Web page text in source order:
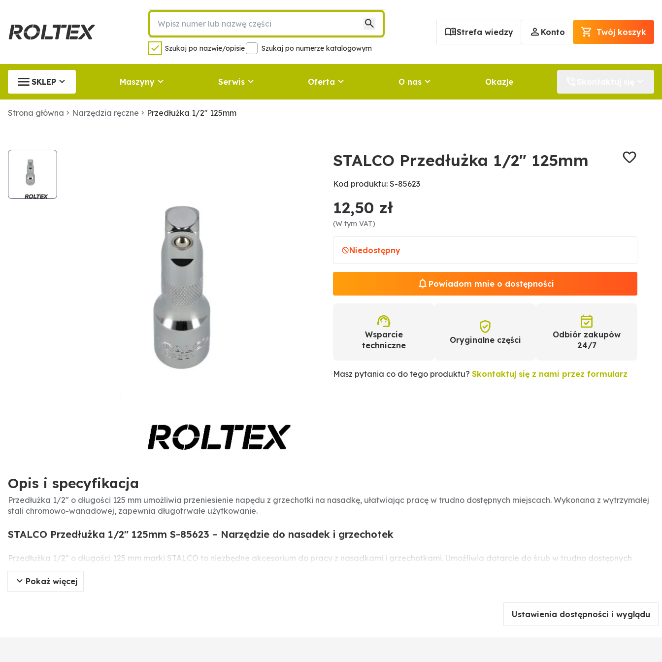
Szukaj po nazwie/opisie Szukaj po numerze katalogowym
Strefa wiedzy Konto Twój koszyk
SKLEP Maszyny Serwis Oferta O nas Okazje
Strona główna Narzędzia ręczne Przedłużka 1/2" 125mm
STALCO Przedłużka 1/2" 125mm
Kod produktu: S-85623
12,50 zł
(W tym VAT)
Niedostępny
Powiadom mnie o dostępności
Wsparcie
techniczne
Oryginalne części
Odbiór zakupów
24/7
Masz pytania co do tego produktu? Skontaktuj się z nami przez formularz
Opis i specyfikacja
Przedłużka 1/2" o długości 125 mm umożliwia przeniesienie napędu z grzechotki na nasadkę, ułatwiając pracę w trudno dostępnych miejscach. Wykonana z wytrzymałej
stali chromowo-wanadowej, zapewnia długotrwałe użytkowanie.
STALCO Przedłużka 1/2" 125mm S-85623 – Narzędzie do nasadek i grzechotek
Przedłużka 1/2" o długości 125 mm marki STALCO to niezbędne akcesorium do pracy z nasadkami i grzechotkami. Umożliwia dotarcie do śrub w trudno dostępnych
miejscach, zapewniając skuteczne przeniesienie momentu obrotowego. Solidna konstrukcja gwarantuje długą żywotność narzędzia.
Specyfikacja produktu
Pokaż więcej
Ustawienia dostępności i wyglądu